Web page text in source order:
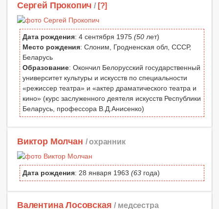
Сергей Прокопич / [?]
Дата рождения: 4 сентября 1975 (50 лет)
Место рождения: Слоним, Гродненская обл, СССР,
Беларусь
Образование: Окончил Белорусский государственный
университет культуры и искусств по специальности
«режиссер театра» и «актер драматического театра и
кино» (курс заслуженного деятеля искусств Республики
Беларусь, профессора В.Д.Анисенко)
Виктор Молчан / охранник
Дата рождения: 28 января 1963 (63 года)
Валентина Лосовская / медсестра